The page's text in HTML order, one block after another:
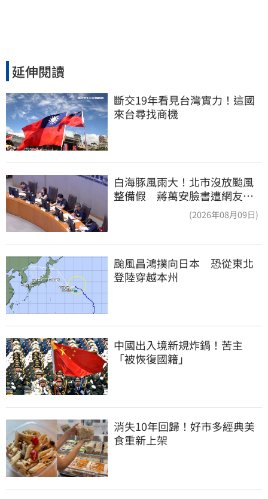
延伸閱讀
斷交19年看見台灣實力！這國
來台尋找商機
白海豚風雨大！北市沒放颱風
整備假 蔣萬安臉書遭網友灌
(2026年08月09日)
颱風昌鴻撲向日本　恐從東北
登陸穿越本州
中國出入境新規炸鍋！苦主
「被恢復國籍」
消失10年回歸！好市多經典美
食重新上架